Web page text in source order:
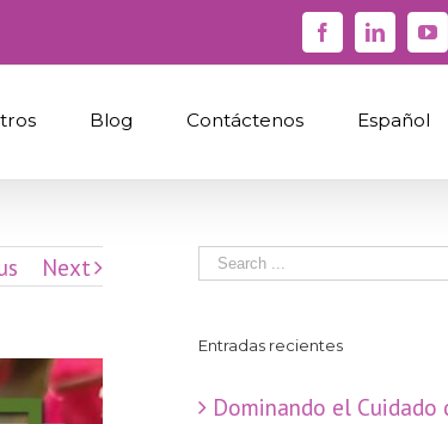
FacebookLinkedin
Blog Contáctenos Español
Next
Entradas recientes
Dominando el Cuidado